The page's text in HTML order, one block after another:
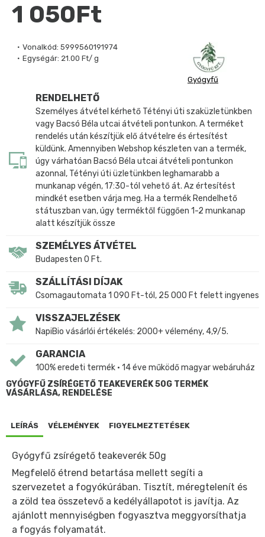
Vonalkód: 5999560191974
Egységár: 21.00 Ft/ g
Gyógyfű
1 050Ft
RENDELHETŐ
Személyes átvétel kérhető Tétényi úti szaküzletünkben
vagy Bacsó Béla utcai átvételi pontunkon. A terméket
rendelés után készítjük elő átvételre és értesítést
küldünk. Amennyiben Webshop készleten van a termék,
úgy várhatóan Bacsó Béla utcai átvételi pontunkon
azonnal, Tétényi úti üzletünkben leghamarabb a
munkanap végén, 17:30-tól vehető át. Az értesítést
mindkét esetben várja meg. Ha a termék Rendelhető
státuszban van, úgy terméktől függően 1-2 munkanap
alatt készítjük össze
SZEMÉLYES ÁTVÉTEL
Budapesten 0 Ft.
SZÁLLÍTÁSI DÍJAK
Csomagautomata 1 090 Ft-tól, 25 000 Ft felett ingyenes
VISSZAJELZÉSEK
NapiBio vásárlói értékelés: 2000+ vélemény, 4,9/5.
GARANCIA
100% eredeti termék • 14 éve működő magyar webáruház
GYÓGYFŰ ZSÍRÉGETŐ TEAKEVERÉK 50G TERMÉK
VÁSÁRLÁSA, RENDELÉSE
LEÍRÁS VÉLEMÉNYEK FIGYELMEZTETÉSEK
Gyógyfű zsírégető teakeverék 50g
Megfelelő étrend betartása mellett segíti a
szervezetet a fogyókúrában. Tisztít, méregtelenít és
a zöld tea összetevő a kedélyállapotot is javítja. Az
ajánlott mennyiségben fogyasztva meggyorsíthatja
a fogyás folyamatát.